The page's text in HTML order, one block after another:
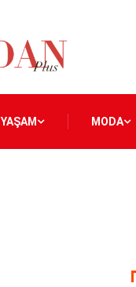
YAŞAM MODA